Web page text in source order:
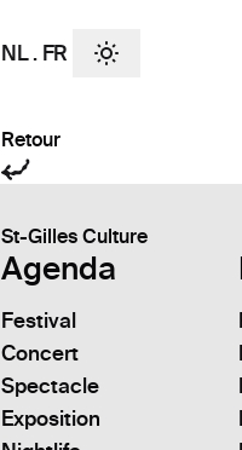
NL . FR
Retour
St-Gilles Culture
Agenda
Festival
Concert
Spectacle
Exposition